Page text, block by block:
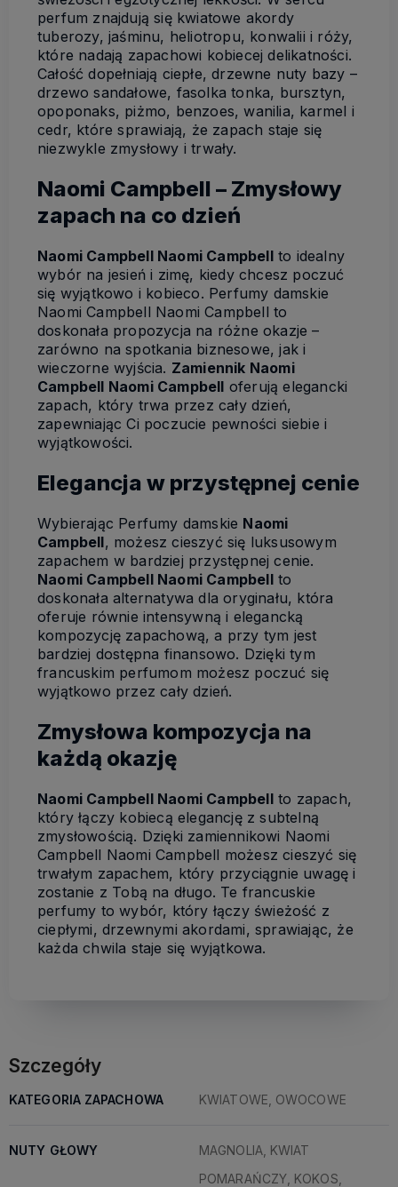
perfum znajdują się kwiatowe akordy
tuberozy, jaśminu, heliotropu, konwalii i róży,
które nadają zapachowi kobiecej delikatności.
Całość dopełniają ciepłe, drzewne nuty bazy –
drzewo sandałowe, fasolka tonka, bursztyn,
opoponaks, piżmo, benzoes, wanilia, karmel i
cedr, które sprawiają, że zapach staje się
niezwykle zmysłowy i trwały.
Naomi Campbell – Zmysłowy
zapach na co dzień
Naomi Campbell Naomi Campbellto idealny
wybór na jesień i zimę, kiedy chcesz poczuć
się wyjątkowo i kobieco. Perfumy damskie
Naomi Campbell Naomi Campbell to
doskonała propozycja na różne okazje –
zarówno na spotkania biznesowe, jak i
wieczorne wyjścia. Zamiennik Naomi
Campbell Naomi Campbell oferują elegancki
zapach, który trwa przez cały dzień,
zapewniając Ci poczucie pewności siebie i
wyjątkowości.
Elegancja w przystępnej cenie
Wybierając Perfumy damskie Naomi
Campbell, możesz cieszyć się luksusowym
zapachem w bardziej przystępnej cenie.
Naomi Campbell Naomi Campbellto
doskonała alternatywa dla oryginału, która
oferuje równie intensywną i elegancką
kompozycję zapachową, a przy tym jest
bardziej dostępna finansowo. Dzięki tym
francuskim perfumom możesz poczuć się
wyjątkowo przez cały dzień.
Zmysłowa kompozycja na
każdą okazję
Naomi Campbell Naomi Campbellto zapach,
który łączy kobiecą elegancję z subtelną
zmysłowością. Dzięki zamiennikowi Naomi
Campbell Naomi Campbell możesz cieszyć się
trwałym zapachem, który przyciągnie uwagę i
zostanie z Tobą na długo. Te francuskie
perfumy to wybór, który łączy świeżość z
ciepłymi, drzewnymi akordami, sprawiając, że
każda chwila staje się wyjątkowa.
Szczegóły
KATEGORIA ZAPACHOWA KWIATOWE, OWOCOWE
NUTY GŁOWY
MAGNOLIA, KWIAT
POMARAŃCZY, KOKOS,